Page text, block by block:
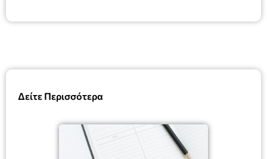
Δείτε Περισσότερα